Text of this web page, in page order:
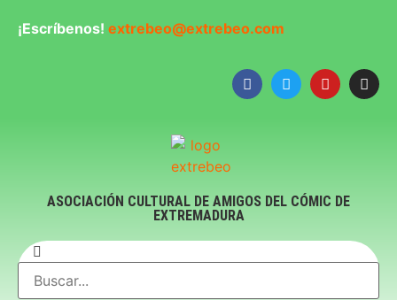
¡Escríbenos! extrebeo@extrebeo.com
ASOCIACIÓN CULTURAL DE AMIGOS DEL CÓMIC DE
EXTREMADURA